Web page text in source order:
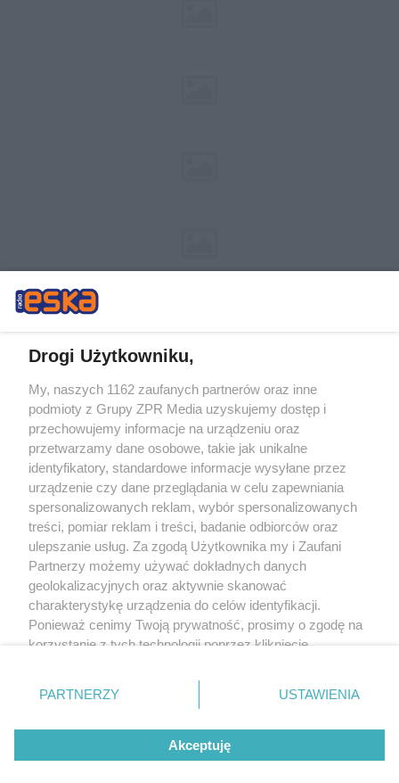
Żaden utwór zamieszczony w serwisie nie może być powielany i
rozpowszechniany lub dalej rozpowszechniany w jakikolwiek sposób (w
tym także elektroniczny lub mechaniczny) na jakimkolwiek polu
eksploatacji w jakiejkolwiek formie, włącznie z umieszczaniem w Internecie
bez pisemnej zgody właściciela praw. Jakiekolwiek użycie lub
wykorzystanie utworów w całości lub w części z naruszeniem prawa, tzn.
bez właściwej zgody, jest zabronione pod groźbą kary i może być ścigane
prawnie.
O nas
Drogi Użytkowniku,
My, naszych 1162 zaufanych partnerów oraz inne
podmioty z Grupy ZPR Media uzyskujemy dostęp i
przechowujemy informacje na urządzeniu oraz
przetwarzamy dane osobowe, takie jak unikalne
identyfikatory, standardowe informacje wysyłane przez
urządzenie czy dane przeglądania w celu zapewniania
spersonalizowanych reklam, wybór spersonalizowanych
treści, pomiar reklam i treści, badanie odbiorców oraz
ulepszanie usług. Za zgodą Użytkownika my i Zaufani
Partnerzy możemy używać dokładnych danych
geolokalizacyjnych oraz aktywnie skanować
charakterystykę urządzenia do celów identyfikacji.
Ponieważ cenimy Twoją prywatność, prosimy o zgodę na
korzystanie z tych technologii poprzez kliknięcie
zmienić/wycofać klikając przycisk ustawień prywatności
znajdujący się w lewym dolnym rogu strony
rodzaje przetwarzania danych nie wymagają zgody
użytkownika, ale masz prawo sprzeciwić się takiemu
przetwarzaniu. Preferencje będą miały zastosowanie tylko
PARTNERZY USTAWIENIA
Akceptuję